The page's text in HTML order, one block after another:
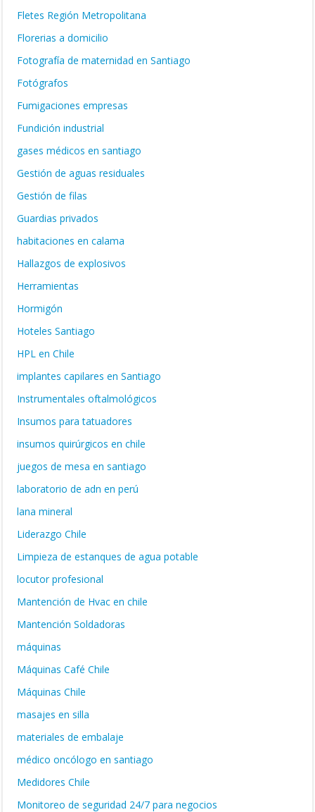
Fletes Región Metropolitana
Florerias a domicilio
Fotografía de maternidad en Santiago
Fotógrafos
Fumigaciones empresas
Fundición industrial
gases médicos en santiago
Gestión de aguas residuales
Gestión de filas
Guardias privados
habitaciones en calama
Hallazgos de explosivos
Herramientas
Hormigón
Hoteles Santiago
HPL en Chile
implantes capilares en Santiago
Instrumentales oftalmológicos
Insumos para tatuadores
insumos quirúrgicos en chile
juegos de mesa en santiago
laboratorio de adn en perú
lana mineral
Liderazgo Chile
Limpieza de estanques de agua potable
locutor profesional
Mantención de Hvac en chile
Mantención Soldadoras
máquinas
Máquinas Café Chile
Máquinas Chile
masajes en silla
materiales de embalaje
médico oncólogo en santiago
Medidores Chile
Monitoreo de seguridad 24/7 para negocios